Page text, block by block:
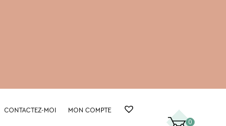
CONTACTEZ-MOI MON COMPTE
0